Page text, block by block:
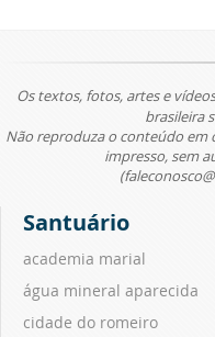
Os textos, fotos, artes e
brasileira
Não reproduza o conteúdo em
impresso, sem
Santuário
academia marial
água mineral aparecida
cidade do romeiro